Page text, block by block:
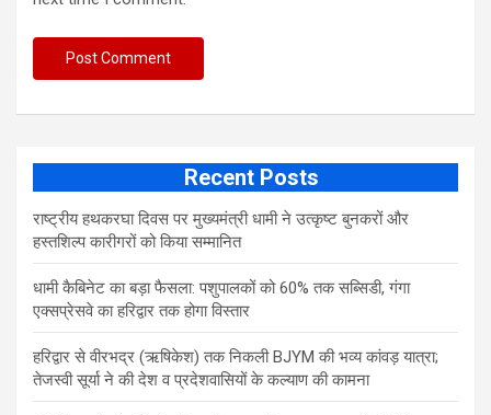
Recent Posts
राष्ट्रीय हथकरघा दिवस पर मुख्यमंत्री धामी ने उत्कृष्ट बुनकरों और
हस्तशिल्प कारीगरों को किया सम्मानित
​धामी कैबिनेट का बड़ा फैसला: पशुपालकों को 60% तक सब्सिडी, गंगा
एक्सप्रेसवे का हरिद्वार तक होगा विस्तार
​हरिद्वार से वीरभद्र (ऋषिकेश) तक निकली BJYM की भव्य कांवड़ यात्रा;
तेजस्वी सूर्या ने की देश व प्रदेशवासियों के कल्याण की कामना